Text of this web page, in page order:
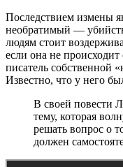
Последствием измены
необратимый —
людям стоит
если она не
писатель собственной
Известно, что у него
В своей повести
тему, которая
решать вопрос о
должен